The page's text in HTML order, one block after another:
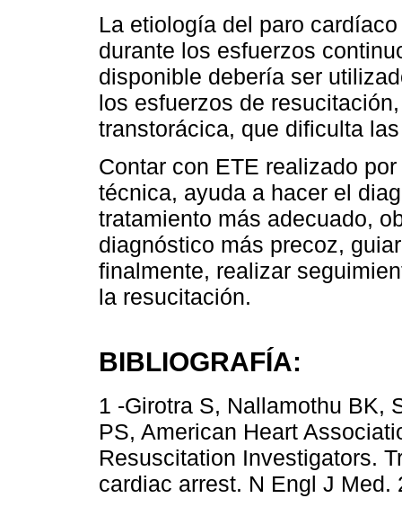
La etiología del paro
durante los esfuerzos
disponible debería ser
los esfuerzos de
transtorácica, que dificulta
Contar con ETE realizado
técnica, ayuda a hacer el
tratamiento más adecuado,
diagnóstico más precoz,
finalmente, realizar
la resucitación.
BIBLIOGRAFÍA:
1 -Girotra S, Nallamothu BK,
PS, American Heart
Resuscitation Investigators.
cardiac arrest. N Engl J